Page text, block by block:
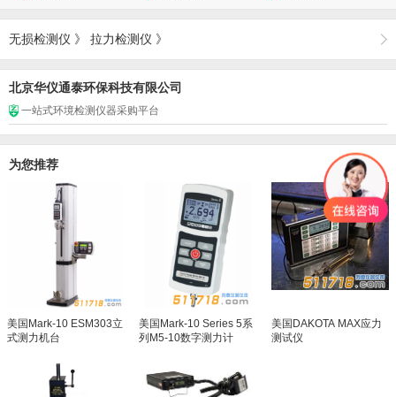
无损检测仪 》 拉力检测仪 》
北京华仪通泰环保科技有限公司
一站式环境检测仪器采购平台
为您推荐
美国Mark-10 ESM303立
式测力机台
美国Mark-10 Series 5系
列M5-10数字测力计
美国DAKOTA MAX应力
测试仪